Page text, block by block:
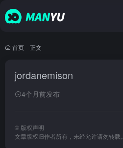
首页 正文
jordanemison
4个月前发布
© 版权声明
文章版权归作者所有，未经允许请勿转载。